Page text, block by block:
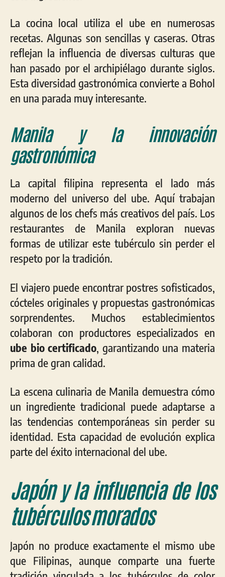
La cocina local utiliza el ube en numerosas
recetas. Algunas son sencillas y caseras. Otras
reflejan la influencia de diversas culturas que
han pasado por el archipiélago durante siglos.
Esta diversidad gastronómica convierte a Bohol
en una parada muy interesante.
Manila y la innovación
gastronómica
La capital filipina representa el lado más
moderno del universo del ube. Aquí trabajan
algunos de los chefs más creativos del país. Los
restaurantes de Manila exploran nuevas
formas de utilizar este tubérculo sin perder el
respeto por la tradición.
El viajero puede encontrar postres sofisticados,
cócteles originales y propuestas gastronómicas
sorprendentes. Muchos establecimientos
colaboran con productores especializados en
ube bio certificado , garantizando una materia
prima de gran calidad.
La escena culinaria de Manila demuestra cómo
un ingrediente tradicional puede adaptarse a
las tendencias contemporáneas sin perder su
identidad. Esta capacidad de evolución explica
parte del éxito internacional del ube.
Japón y la influencia de los
tubérculos morados
Japón no produce exactamente el mismo ube
que Filipinas, aunque comparte una fuerte